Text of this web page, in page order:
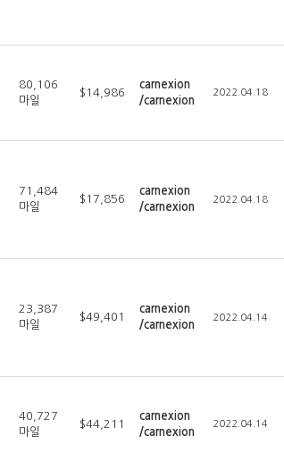
80,106
마일
$14,986
carnexion
/carnexion
2022.04.18
71,484
마일
$17,856
carnexion
/carnexion
2022.04.18
23,387
마일
$49,401
carnexion
/carnexion
2022.04.14
40,727
마일
$44,211
carnexion
/carnexion
2022.04.14